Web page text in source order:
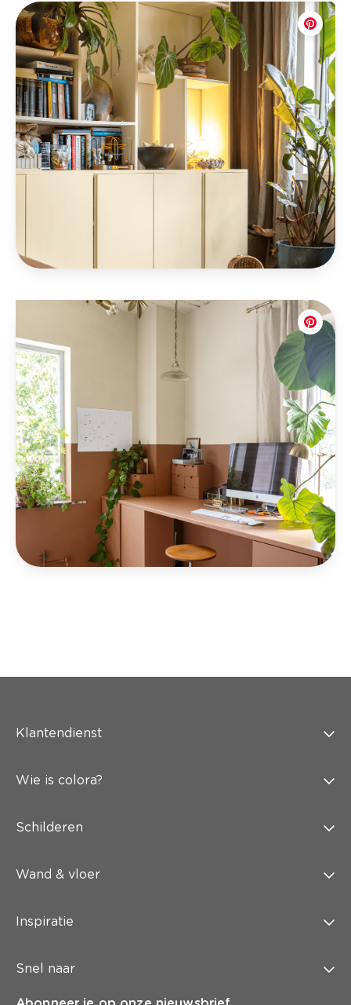
Klantendienst
Wie is colora?
Schilderen
Wand & vloer
Inspiratie
Snel naar